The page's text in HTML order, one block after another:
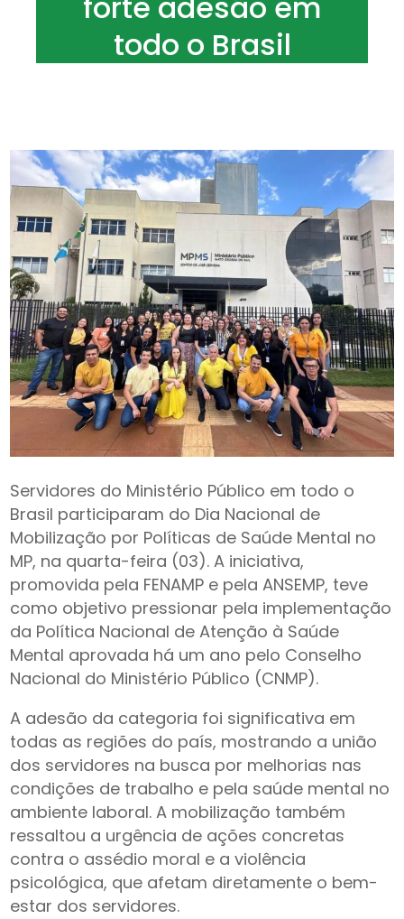
todo o Brasil
Servidores do Ministério Público em todo o
Brasil participaram do Dia Nacional de
Mobilização por Políticas de Saúde Mental no
MP, na quarta-feira (03). A iniciativa,
promovida pela FENAMP e pela ANSEMP, teve
como objetivo pressionar pela implementação
da Política Nacional de Atenção à Saúde
Mental aprovada há um ano pelo Conselho
Nacional do Ministério Público (CNMP).
A adesão da categoria foi significativa em
todas as regiões do país, mostrando a união
dos servidores na busca por melhorias nas
condições de trabalho e pela saúde mental no
ambiente laboral. A mobilização também
ressaltou a urgência de ações concretas
contra o assédio moral e a violência
psicológica, que afetam diretamente o bem-
estar dos servidores.